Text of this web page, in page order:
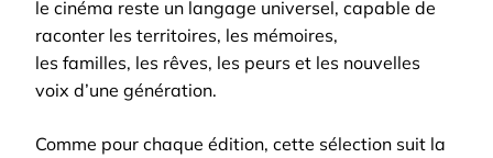
le cinéma reste un langage universel, capable de
raconter les territoires, les mémoires,
les familles, les rêves, les peurs et les nouvelles
voix d’une génération.
Comme pour chaque édition, cette sélection suit la